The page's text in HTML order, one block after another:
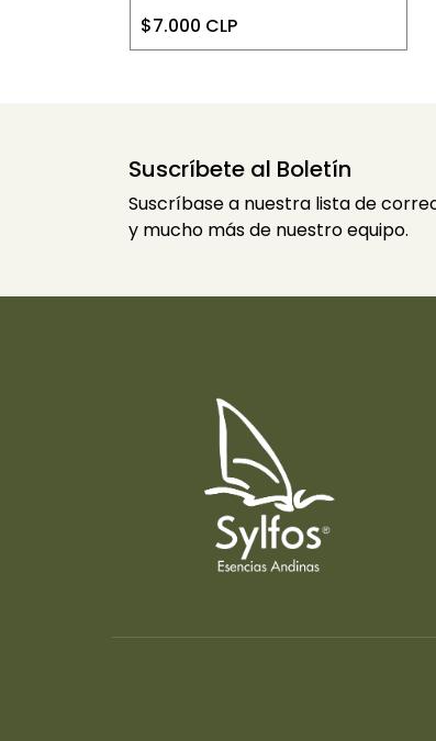
$7.000 CLP
Suscríbete al Boletín
Suscríbase a nuestra lista de
y mucho más de nuestro equipo.